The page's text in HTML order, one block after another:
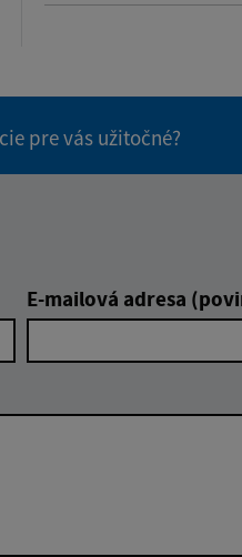
pre vás užitočné?
E-mailová adresa